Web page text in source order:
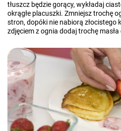
tłuszcz będzie gorący, wykładaj
okrągłe placuszki. Zmniejsz trochę
stron, dopóki nie nabiorą złocistego
zdjęciem z ognia dodaj trochę